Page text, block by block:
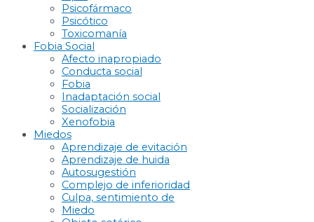
Psicofármaco
Psicótico
Toxicomanía
Fobia Social
Afecto inapropiado
Conducta social
Fobia
Inadaptación social
Socialización
Xenofobia
Miedos
Aprendizaje de evitación
Aprendizaje de huida
Autosugestión
Complejo de inferioridad
Culpa, sentimiento de
Miedo